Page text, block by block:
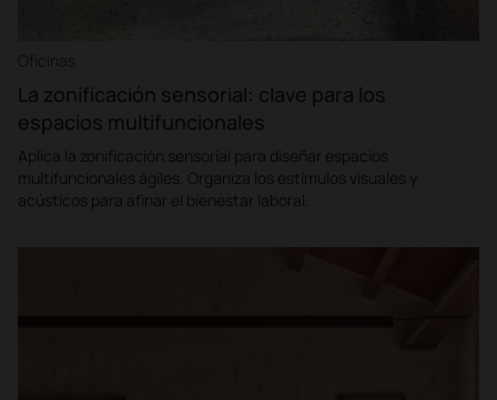
Oficinas
La zonificación sensorial: clave para los
espacios multifuncionales
Aplica la zonificación sensorial para diseñar espacios
multifuncionales ágiles. Organiza los estímulos visuales y
acústicos para afinar el bienestar laboral.